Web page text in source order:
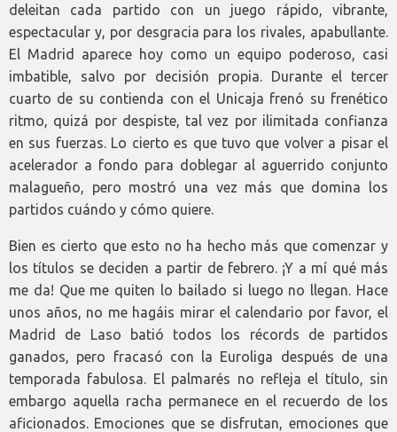
deleitan cada partido con un juego rápido, vibrante,
espectacular y, por desgracia para los rivales, apabullante.
El Madrid aparece hoy como un equipo poderoso, casi
imbatible, salvo por decisión propia. Durante el tercer
cuarto de su contienda con el Unicaja frenó su frenético
ritmo, quizá por despiste, tal vez por ilimitada confianza
en sus fuerzas. Lo cierto es que tuvo que volver a pisar el
acelerador a fondo para doblegar al aguerrido conjunto
malagueño, pero mostró una vez más que domina los
partidos cuándo y cómo quiere.
Bien es cierto que esto no ha hecho más que comenzar y
los títulos se deciden a partir de febrero. ¡Y a mí qué más
me da! Que me quiten lo bailado si luego no llegan. Hace
unos años, no me hagáis mirar el calendario por favor, el
Madrid de Laso batió todos los récords de partidos
ganados, pero fracasó con la Euroliga después de una
temporada fabulosa. El palmarés no refleja el título, sin
embargo aquella racha permanece en el recuerdo de los
aficionados. Emociones que se disfrutan, emociones que